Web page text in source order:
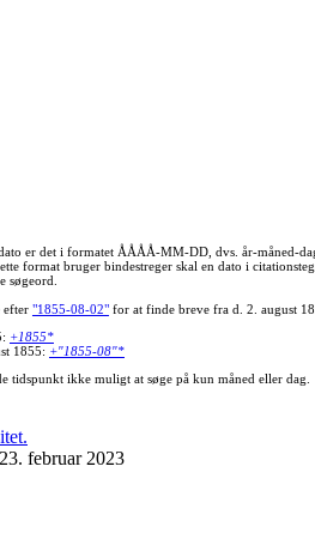
er det i formatet ÅÅÅÅ-MM-DD, dvs. år-måned-
format bruger bindestreger skal en dato i
søgeord.
efter "1855-08-02"for at finde breve fra d. 2. august
+1855*
1855: +"1855-08"*
tidspunkt ikke muligt at søge på kun måned eller dag.
februar 2023